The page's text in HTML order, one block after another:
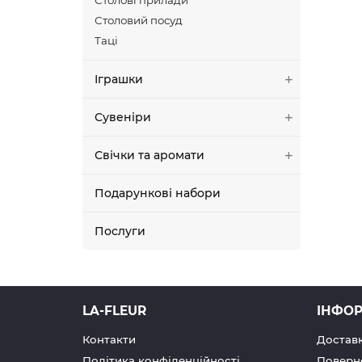
Столовий посуд
Таці
Іграшки
Сувеніри
Свічки та аромати
Подарункові набори
Послуги
LA-FLEUR
Контакти